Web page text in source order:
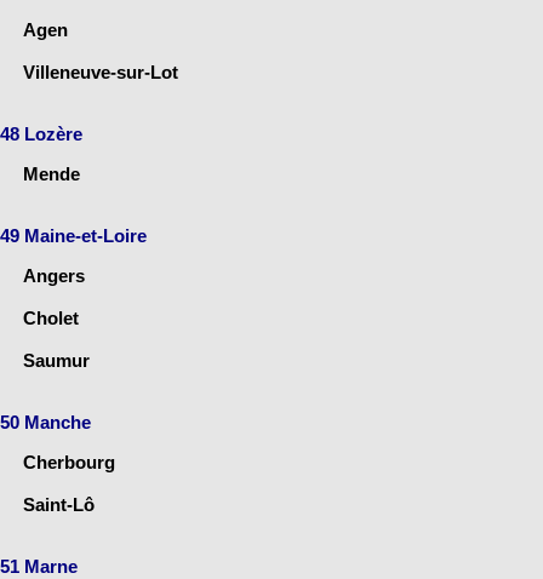
Agen
Villeneuve-sur-Lot
48 Lozère
Mende
49 Maine-et-Loire
Angers
Cholet
Saumur
50 Manche
Cherbourg
Saint-Lô
51 Marne